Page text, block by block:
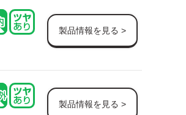
製品情報を見る >
製品情報を見る >